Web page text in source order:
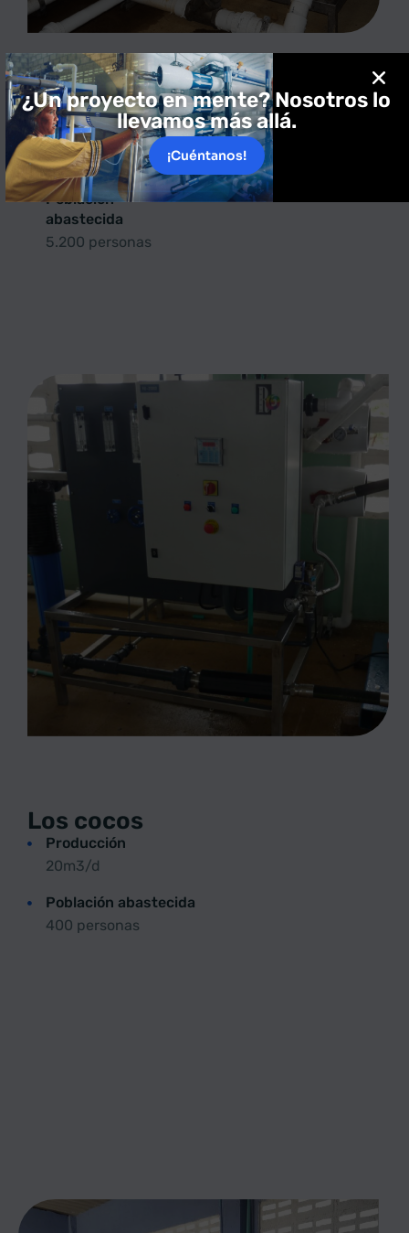
Aipiamana
Producción
260m3/d
Población
abastecida
5.200 personas
Los cocos
Producción
20m3/d
Población abastecida
400 personas
¿Un proyecto en mente? Nosotros lo
llevamos más allá.
¡Cuéntanos!